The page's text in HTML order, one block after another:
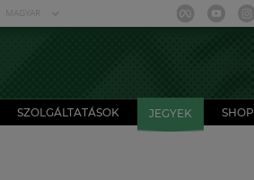
MAGYAR
SZOLGÁLTATÁSOK JEGYEK SHOP